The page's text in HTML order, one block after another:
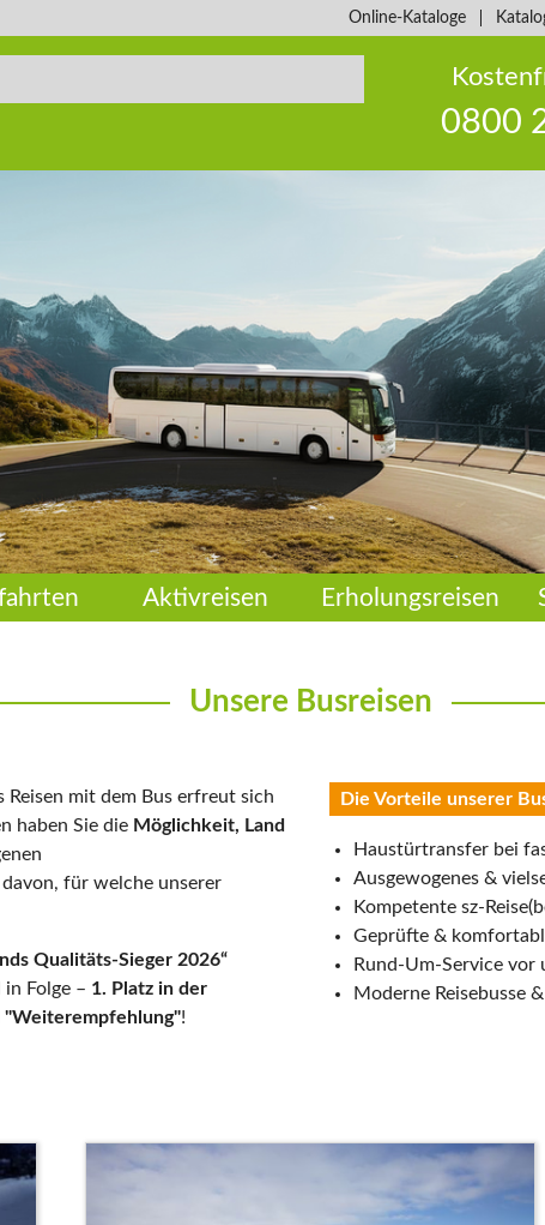
Online-Kataloge
0800
Aktivreisen Erholungsreisen
Unsere Busreisen
Reisen mit dem Bus erfreut sich
haben Sie die Möglichkeit, Land
davon, für welche unserer
Qualitäts-Sieger 2026“
Folge – 1. Platz in der
"Weiterempfehlung"!
Die Vorteile unserer
Haustürtransfer bei
Ausgewogenes &
Kompetente sz-
Geprüfte &
Rund-Um-Service vor
Moderne Reisebusse